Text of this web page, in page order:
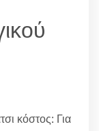
κόστος: Για